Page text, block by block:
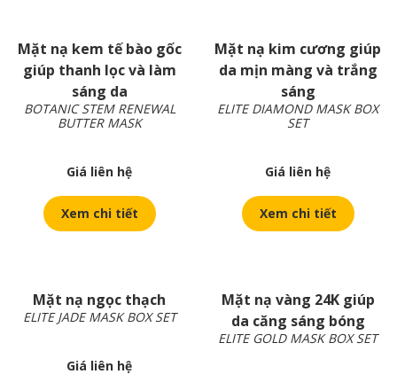
Mặt nạ kem tế bào gốc
giúp thanh lọc và làm
sáng da
BOTANIC STEM RENEWAL
BUTTER MASK
Giá liên hệ
Xem chi tiết
Mặt nạ kim cương giúp
da mịn màng và trắng
sáng
ELITE DIAMOND MASK BOX
SET
Giá liên hệ
Xem chi tiết
Mặt nạ ngọc thạch
ELITE JADE MASK BOX SET
Giá liên hệ
Mặt nạ vàng 24K giúp
da căng sáng bóng
ELITE GOLD MASK BOX SET